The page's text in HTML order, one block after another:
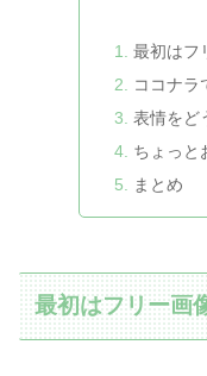
最初はフ
ココナラ
表情をど
ちょっと
まとめ
最初はフリー画